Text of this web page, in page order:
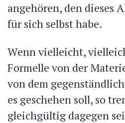
angehören, den dieses
für sich selbst habe.
Wenn vielleicht,
Formelle von der
von dem
es geschehen soll, so
gleichgültig dagegen